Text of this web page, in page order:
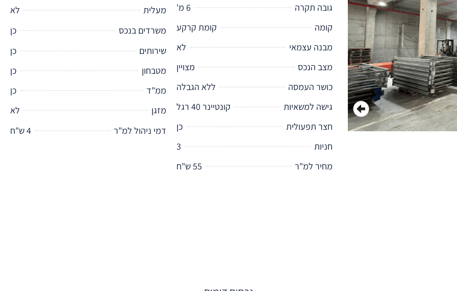
גובה תקרה
6 מ'
קומה
קומת קרקע
מבנה עצמאי
לא
מצב הנכס
מצויין
כושר העמסה
ללא הגבלה
גישה למשאיות
קונטיינר 40 רגל
חצר תפעולית
כן
חניות
3
מחיר למ"ר
55 ש"ח
מעלית
לא
משרדים בנכס
כן
שירותים
כן
מטבחון
כן
ממ"ד
כן
מזגן
לא
דמי ניהול למ"ר
4 ש"ח